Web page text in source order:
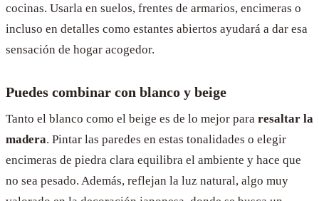
cocinas. Usarla en suelos, frentes de armarios, encimeras o
incluso en detalles como estantes abiertos ayudará a dar esa
sensación de hogar acogedor.
Puedes combinar con blanco y beige
Tanto el blanco como el beige es de lo mejor para resaltar la
madera. Pintar las paredes en estas tonalidades o elegir
encimeras de piedra clara equilibra el ambiente y hace que
no sea pesado. Además, reflejan la luz natural, algo muy